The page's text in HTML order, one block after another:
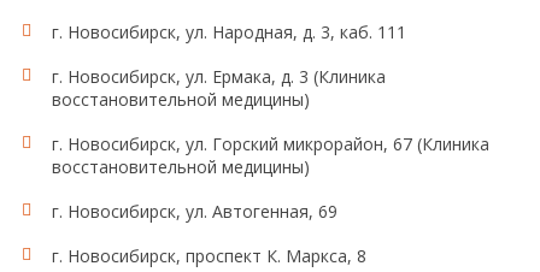
г. Новосибирск, ул. Народная, д. 3, каб. 111
г. Новосибирск, ул. Ермака, д. 3 (Клиника
восстановительной медицины)
г. Новосибирск, ул. Горский микрорайон, 67 (Клиника
восстановительной медицины)
г. Новосибирск, ул. Автогенная, 69
г. Новосибирск, проспект К. Маркса, 8